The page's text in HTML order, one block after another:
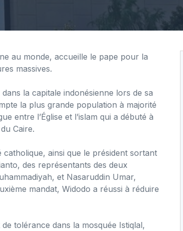
au monde, accueille le pape pour la
massives.
la capitale indonésienne lors de sa
la plus grande population à majorité
entre l’Église et l’islam qui a débuté à
Caire.
ainsi que le président sortant
des représentants des deux
et Nasaruddin Umar,
mandat, Widodo a réussi à réduire
tolérance dans la mosquée Istiqlal,